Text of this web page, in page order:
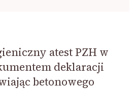
atest PZH w
deklaracji
betonowego